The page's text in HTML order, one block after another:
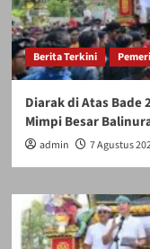
Berita Terkini
Diarak di Atas Bade
Mimpi Besar
admin 7 Agustus